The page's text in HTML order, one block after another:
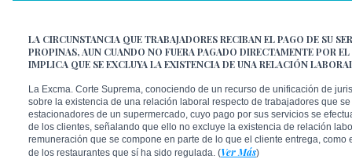
LA CIRCUNSTANCIA QUE TRABAJADORES RECIBAN EL PAGO DE SU
PROPINAS, AUN CUANDO NO FUERA PAGADO DIRECTAMENTE POR
IMPLICA QUE SE EXCLUYA LA EXISTENCIA DE UNA RELACIÓN
La Excma. Corte Suprema, conociendo de un recurso de unificación de
sobre la existencia de una relación laboral respecto de trabajadores que
estacionadores de un supermercado, cuyo pago por sus servicios se
de los clientes, señalando que ello no excluye la existencia de relación
remuneración que se compone en parte de lo que el cliente entrega, como
de los restaurantes que sí ha sido regulada. (Ver Más)